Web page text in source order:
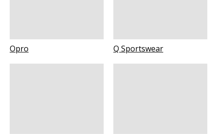
Opro Q Sportswear